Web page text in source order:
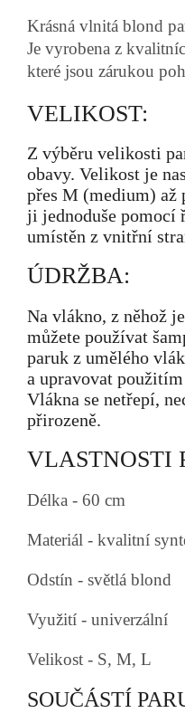
Krásná vlnitá blond
Je vyrobena z
které jsou zárukou
VELIKOST:
Z výběru velikosti
obavy. Velikost je
přes M (medium) až
ji jednoduše pomocí
umístěn z vnitřní
ÚDRŽBA:
Na vlákno, z něhož
můžete používat
paruk z umělého
a upravovat
Vlákna se netřepí,
přirozeně.
VLASTNOSTI
Délka - 60 cm
Materiál - kvalitní
Odstín - světlá blond
Využití - univerzální
Velikost - S, M, L
SOUČÁSTÍ